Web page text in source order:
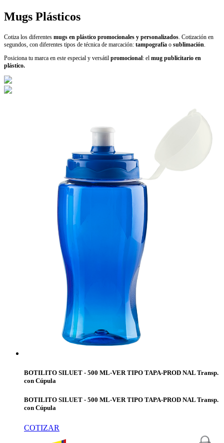
Mugs Plásticos
Cotiza los diferentes mugs en plástico promocionales y personalizados . Cotización en
segundos, con diferentes tipos de técnica de marcación: tampografía o sublimación
Posiciona tu marca en este especial y versátil promocional: el mug publicitario en
plástico.
BOTILITO SILUET - 500 ML-VER TIPO TAPA-PROD NAL Transp.
con Cúpula
BOTILITO SILUET - 500 ML-VER TIPO TAPA-PROD NAL Transp.
con Cúpula
COTIZAR